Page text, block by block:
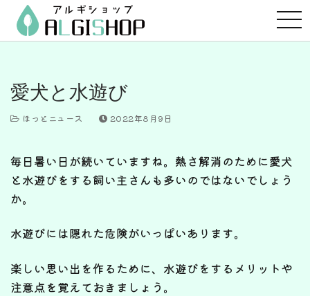
テ
ス
ッ
愛犬と水遊び
ほっとニュース 2022年8月9日
毎日暑い日が続いていますね。熱さ解消のために愛犬
と水遊びをする飼い主さんも多いのではないでしょう
か。
水遊びには隠れた危険がいっぱいあります。
楽しい思い出を作るために、水遊びをするメリットや
注意点を覚えておきましょう。